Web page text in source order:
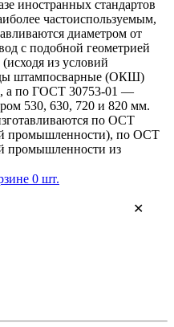
иностранных стандартов
частоиспользуемым,
диаметром от
с подобной геометрией
из условий
штампосварные (ОКШ)
а по ГОСТ 30753-01 —
530, 630, 720 и 820 мм.
по ОСТ
промышленности), по ОСТ
промышленности из
0 шт.
✕